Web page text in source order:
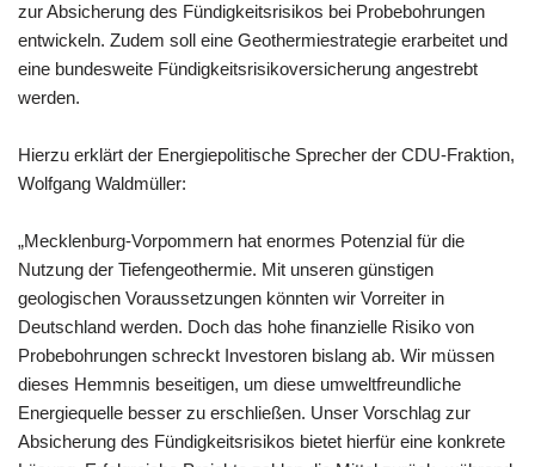
zur Absicherung des Fündigkeitsrisikos bei Probebohrungen
entwickeln. Zudem soll eine Geothermiestrategie erarbeitet und
eine bundesweite Fündigkeitsrisikoversicherung angestrebt
werden.
Hierzu erklärt der Energiepolitische Sprecher der CDU-Fraktion,
Wolfgang Waldmüller:
„Mecklenburg-Vorpommern hat enormes Potenzial für die
Nutzung der Tiefengeothermie. Mit unseren günstigen
geologischen Voraussetzungen könnten wir Vorreiter in
Deutschland werden. Doch das hohe finanzielle Risiko von
Probebohrungen schreckt Investoren bislang ab. Wir müssen
dieses Hemmnis beseitigen, um diese umweltfreundliche
Energiequelle besser zu erschließen. Unser Vorschlag zur
Absicherung des Fündigkeitsrisikos bietet hierfür eine konkrete